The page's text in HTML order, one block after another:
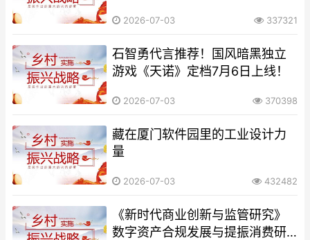
2026-07-03 337321
石智勇代言推荐！国风暗黑独立
游戏《天诺》定档7月6日上线！
2026-07-03 370398
​藏在厦门软件园里的工业设计力
量
2026-07-03 432482
《新时代商业创新与监管研究》
数字资产合规发展与提振消费研